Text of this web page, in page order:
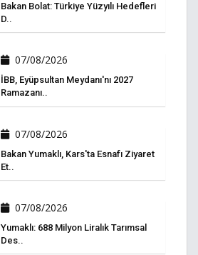
Bakan Bolat: Türkiye Yüzyılı Hedefleri
D..
07/08/2026
İBB, Eyüpsultan Meydanı'nı 2027
Ramazanı..
07/08/2026
Bakan Yumaklı, Kars'ta Esnafı Ziyaret
Et..
07/08/2026
Yumaklı: 688 Milyon Liralık Tarımsal
Des..